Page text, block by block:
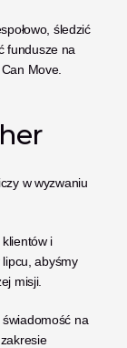
śledzić
fundusze na
Move.
w wyzwaniu
i
lipcu, abyśmy
misji.
na